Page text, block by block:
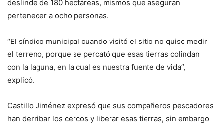
deslinde de 180 hectáreas, mismos que aseguran
pertenecer a ocho personas.
“El síndico municipal cuando visitó el sitio no quiso medir
el terreno, porque se percató que esas tierras colindan
con la laguna, en la cual es nuestra fuente de vida”,
explicó.
Castillo Jiménez expresó que sus compañeros pescadores
han derribar los cercos y liberar esas tierras, sin embargo